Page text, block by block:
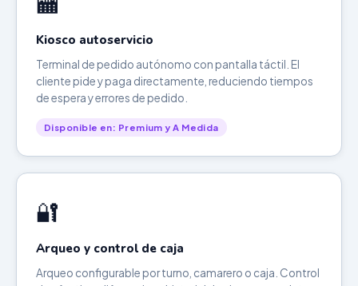
Kiosco autoservicio
Terminal de pedido autónomo con pantalla táctil. El
cliente pide y paga directamente, reduciendo tiempos
de espera y errores de pedido.
Disponible en: Premium y A Medida
🔐
Arqueo y control de caja
Arqueo configurable por turno, camarero o caja. Control